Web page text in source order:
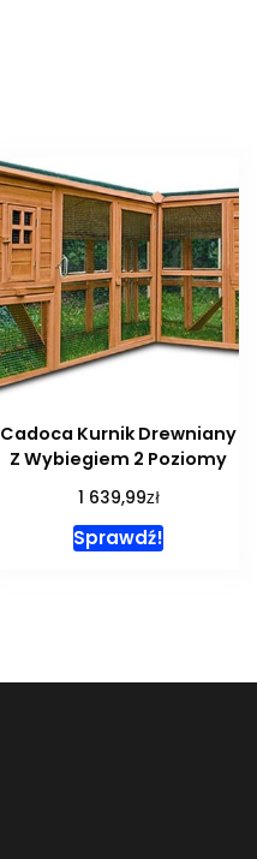
Cadoca Kurnik Drewniany
Z Wybiegiem 2 Poziomy
1 639,99zł
Sprawdź!